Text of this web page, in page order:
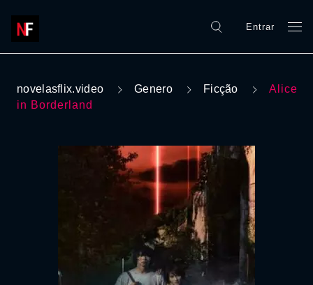
Entrar
novelasflix.video Genero Ficção
Alice
in Borderland